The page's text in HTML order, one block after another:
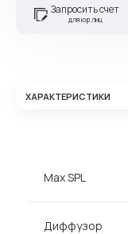
Запросить счет
для юр.лиц
ХАРАКТЕРИСТИКИ
Max SPL
Диффузор